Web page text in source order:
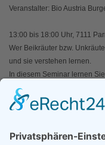
Veranstalter: Bio Austria
13:00 bis 18:00 Uhr, 7111
Wer Beikräuter bzw.
und sie verstehen lernen.
In diesem Seminar lernen
erkennen und die Ursachen
die Beikräuter auf Ihren